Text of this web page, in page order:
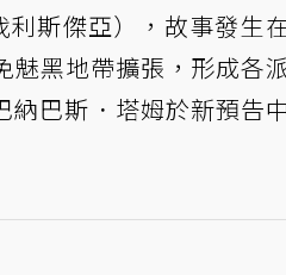
利斯傑亞），故事發生
黑地帶擴張，形成各
納巴斯．塔姆於新預告